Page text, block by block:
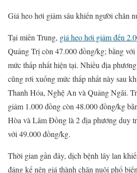
Giá heo hơi giảm sâu khiến người chăn
Tại miền Trung, giá heo hơi giảm đến
Quảng Trị còn 47.000 đồng/kg; bằng
mức thấp nhất hiện tại. Nhiều địa
cũng rơi xuống mức thấp nhất này sau
Thanh Hóa, Nghệ An và Quảng Ngãi.
giảm 1.000 đồng còn 48.000 đồng/kg
Hòa và Lâm Đồng là 2 địa phương duy
với 49.000 đồng/kg.
Thời gian gần đây, dịch bệnh lây lan
đáng kể nên giá thành chăn nuôi phổ